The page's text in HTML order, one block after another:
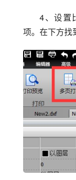
4、设置
项。在下方找